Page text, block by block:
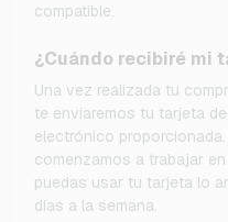
compatible.
¿Cuándo recibiré mi
Una vez realizada tu
te enviaremos tu tarjeta
electrónico
comenzamos a trabajar
puedas usar tu tarjeta lo
días a la semana.